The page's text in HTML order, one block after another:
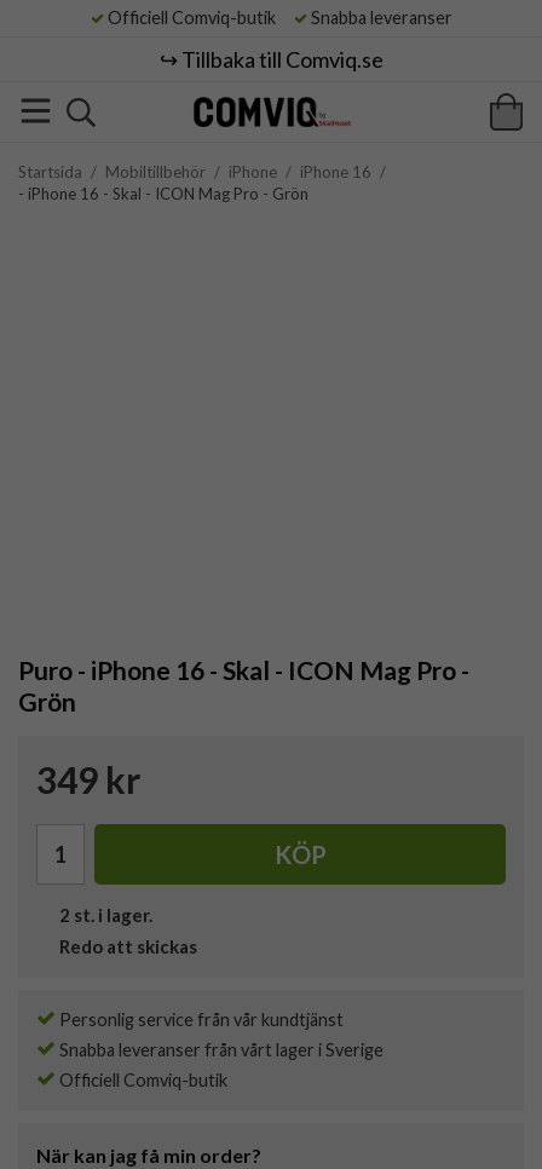
Officiell Comviq-butik Snabba leveranser
↪️ Tillbaka till Comviq.se
Startsida / Mobiltillbehör / iPhone / iPhone 16 /
- iPhone 16 - Skal - ICON Mag Pro - Grön
Puro - iPhone 16 - Skal - ICON Mag Pro -
Grön
349 kr
KÖP
2 st. i lager.
Redo att skickas
Personlig service från vår kundtjänst
Snabba leveranser från vårt lager i Sverige
Officiell Comviq-butik
När kan jag få min order?